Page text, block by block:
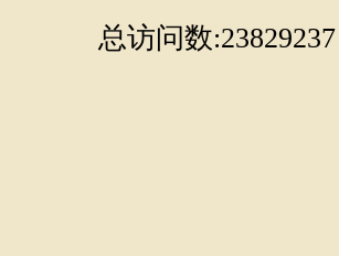
总访问数:23829237